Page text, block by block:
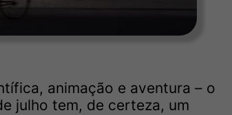
animação e aventura – o
julho tem, de certeza, um